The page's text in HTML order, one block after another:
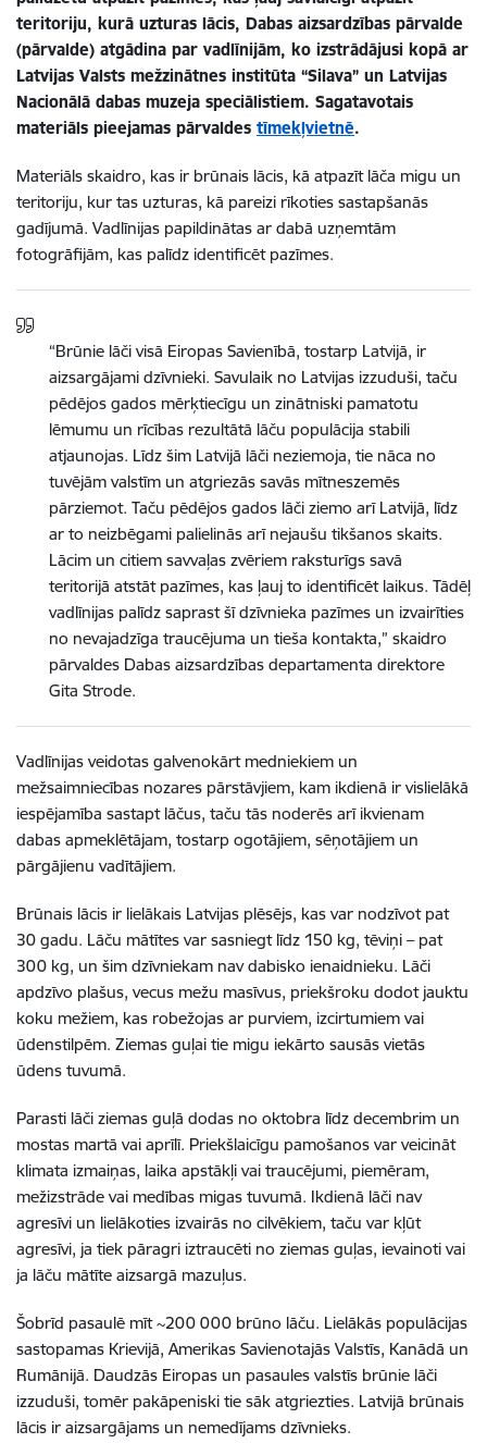
teritoriju, kurā uzturas lācis, Dabas aizsardzības pārvalde
(pārvalde) atgādina par vadlīnijām, ko izstrādājusi kopā ar
Latvijas Valsts mežzinātnes institūta “Silava” un Latvijas
Nacionālā dabas muzeja speciālistiem. Sagatavotais
materiāls pieejamas pārvaldes tīmekļvietnē.
Materiāls skaidro, kas ir brūnais lācis, kā atpazīt lāča migu un
teritoriju, kur tas uzturas, kā pareizi rīkoties sastapšanās
gadījumā. Vadlīnijas papildinātas ar dabā uzņemtām
fotogrāfijām, kas palīdz identificēt pazīmes.
“Brūnie lāči visā Eiropas Savienībā, tostarp Latvijā, ir
aizsargājami dzīvnieki. Savulaik no Latvijas izzuduši, taču
pēdējos gados mērķtiecīgu un zinātniski pamatotu
lēmumu un rīcības rezultātā lāču populācija stabili
atjaunojas. Līdz šim Latvijā lāči neziemoja, tie nāca no
tuvējām valstīm un atgriezās savās mītneszemēs
pārziemot. Taču pēdējos gados lāči ziemo arī Latvijā, līdz
ar to neizbēgami palielinās arī nejaušu tikšanos skaits.
Lācim un citiem savvaļas zvēriem raksturīgs savā
teritorijā atstāt pazīmes, kas ļauj to identificēt laikus. Tādēļ
vadlīnijas palīdz saprast šī dzīvnieka pazīmes un izvairīties
no nevajadzīga traucējuma un tieša kontakta,” skaidro
pārvaldes Dabas aizsardzības departamenta direktore
Gita Strode.
Vadlīnijas veidotas galvenokārt medniekiem un
mežsaimniecības nozares pārstāvjiem, kam ikdienā ir vislielākā
iespējamība sastapt lāčus, taču tās noderēs arī ikvienam
dabas apmeklētājam, tostarp ogotājiem, sēņotājiem un
pārgājienu vadītājiem.
Brūnais lācis ir lielākais Latvijas plēsējs, kas var nodzīvot pat
30 gadu. Lāču mātītes var sasniegt līdz 150 kg, tēviņi – pat
300 kg, un šim dzīvniekam nav dabisko ienaidnieku. Lāči
apdzīvo plašus, vecus mežu masīvus, priekšroku dodot jauktu
koku mežiem, kas robežojas ar purviem, izcirtumiem vai
ūdenstilpēm. Ziemas guļai tie migu iekārto sausās vietās
ūdens tuvumā.
Parasti lāči ziemas guļā dodas no oktobra līdz decembrim un
mostas martā vai aprīlī. Priekšlaicīgu pamošanos var veicināt
klimata izmaiņas, laika apstākļi vai traucējumi, piemēram,
mežizstrāde vai medības migas tuvumā. Ikdienā lāči nav
agresīvi un lielākoties izvairās no cilvēkiem, taču var kļūt
agresīvi, ja tiek pāragri iztraucēti no ziemas guļas, ievainoti vai
ja lāču mātīte aizsargā mazuļus.
Šobrīd pasaulē mīt ~200 000 brūno lāču. Lielākās populācijas
sastopamas Krievijā, Amerikas Savienotajās Valstīs, Kanādā un
Rumānijā. Daudzās Eiropas un pasaules valstīs brūnie lāči
izzuduši, tomēr pakāpeniski tie sāk atgriezties. Latvijā brūnais
lācis ir aizsargājams un nemedījams dzīvnieks.